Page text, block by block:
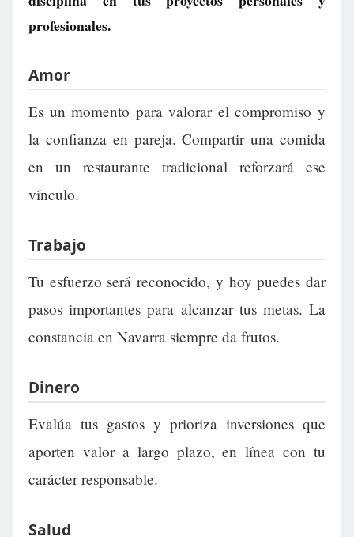
profesionales.
Amor
Es un momento para valorar el compromiso y
la confianza en pareja. Compartir una comida
en un restaurante tradicional reforzará ese
vínculo.
Trabajo
Tu esfuerzo será reconocido, y hoy puedes dar
pasos importantes para alcanzar tus metas. La
constancia en Navarra siempre da frutos.
Dinero
Evalúa tus gastos y prioriza inversiones que
aporten valor a largo plazo, en línea con tu
carácter responsable.
Salud